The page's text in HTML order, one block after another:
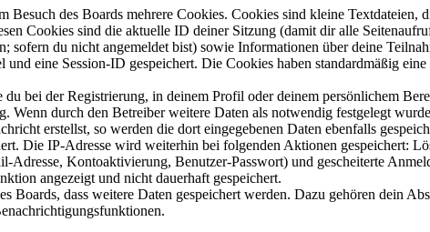
Besuch des Boards mehrere Cookies. Cookies sind kleine Textdateien,
Cookies sind die aktuelle ID deiner Sitzung (damit dir alle
sofern du nicht angemeldet bist) sowie Informationen über deine
eine Session-ID gespeichert. Die Cookies haben standardmäßig
bei der Registrierung, in deinem Profil oder deinem persönlichem
Wenn durch den Betreiber weitere Daten als notwendig festgelegt
erstellst, so werden die dort eingegebenen Daten ebenfalls
Die IP-Adresse wird weiterhin bei folgenden Aktionen gespeichert:
Adresse, Kontoaktivierung, Benutzer-Passwort) und gescheiterte
angezeigt und nicht dauerhaft gespeichert.
Boards, dass weitere Daten gespeichert werden. Dazu gehören dein